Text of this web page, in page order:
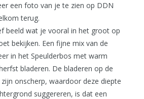
een foto van je te zien op DDN
terug.
beeld wat je vooral in het groot op
bekijken. Een fijne mix van de
in het Speulderbos met warm
bladeren. De bladeren op de
onscherp, waardoor deze diepte
suggereren, is dat een